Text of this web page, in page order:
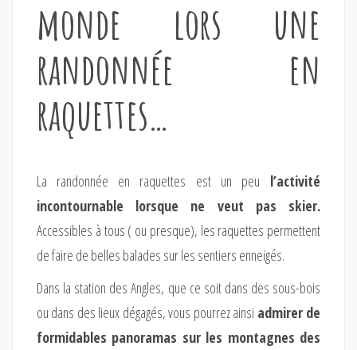
monde lors une
randonnée en
raquettes…
La randonnée en raquettes est un peu l’activité
incontournable lorsque ne veut pas skier.
Accessibles à tous ( ou presque), les raquettes permettent
de faire de belles balades sur les sentiers enneigés.
Dans la station des Angles, que ce soit dans des sous-bois
ou dans des lieux dégagés, vous pourrez ainsi admirer de
formidables panoramas sur les montagnes des